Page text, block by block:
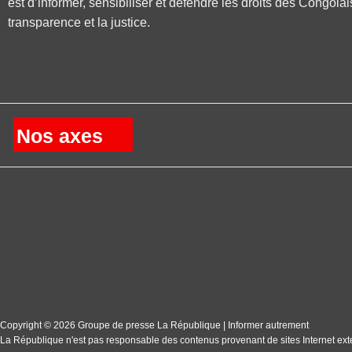
est d’informer, sensibiliser et défendre les droits des
transparence et la justice.
Nos axes
Copyright © 2026 Groupe de presse La République | Informer autrement
La République n'est pas responsable des contenus provenant de sites Internet